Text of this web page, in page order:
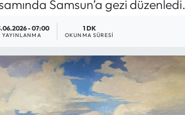
Samsun’a gezi düzenledi.
- 07:00
YAYINLANMA
1 DK
OKUNMA SÜRESI